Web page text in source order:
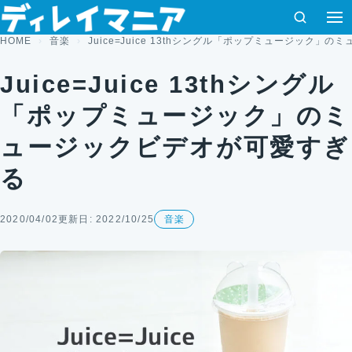
コンテンツへスキップ
検索
HOME 音楽 Juice=Juice 13thシングル「ポップミュージック」のミ
Juice=Juice 13thシングル
「ポップミュージック」のミ
ュージックビデオが可愛すぎ
る
2020/04/02更新日: 2022/10/25 音楽